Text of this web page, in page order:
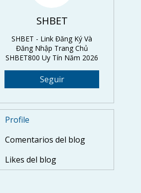
SHBET
SHBET - Link Đăng Ký Và
Đăng Nhập Trang Chủ
SHBET800 Uy Tín Năm 2026
Seguir
Profile
Comentarios del blog
Likes del blog